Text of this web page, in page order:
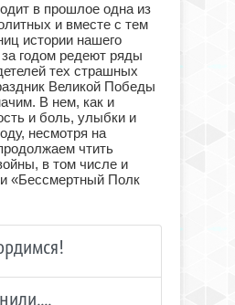
в прошлое одна из
и вместе с тем
истории нашего
годом редеют ряды
тех страшных
Великой Победы
В нем, как и
и боль, улыбки и
несмотря на
чтить
в том числе и
«Бессмертный Полк